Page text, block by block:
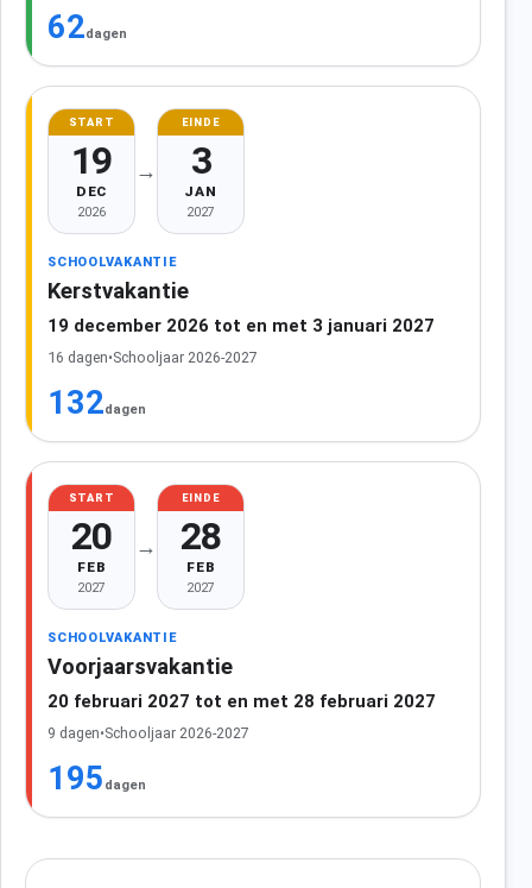
62dagen
START
19
DEC
2026
→
EINDE
3
JAN
2027
SCHOOLVAKANTIE
Kerstvakantie
19 december 2026 tot en met 3 januari 2027
16 dagen•Schooljaar 2026-2027
132dagen
START
20
FEB
2027
→
EINDE
28
FEB
2027
SCHOOLVAKANTIE
Voorjaarsvakantie
20 februari 2027 tot en met 28 februari 2027
9 dagen•Schooljaar 2026-2027
195 dagen